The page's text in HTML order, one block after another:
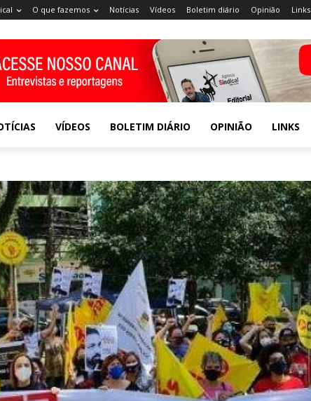
O que fazemos Notícias Vídeos Boletim diário Opinião Links
VÍDEOS BOLETIM DIÁRIO OPINIÃO LINKS